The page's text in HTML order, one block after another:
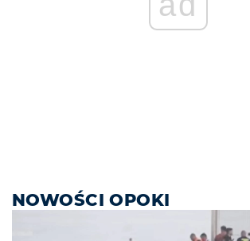
NOWOŚCI OPOKI